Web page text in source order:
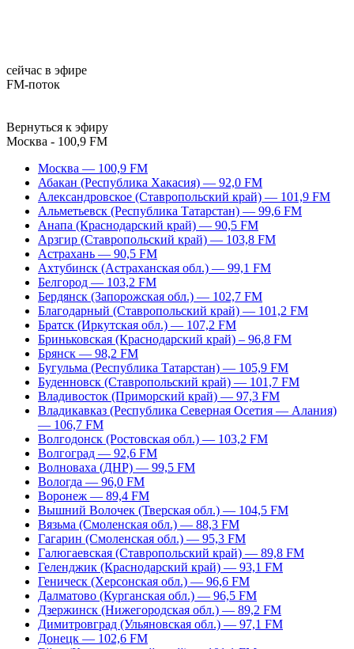
сейчас в эфире
FM-поток
Вернуться к эфиру
Москва - 100,9 FM
Москва — 100,9 FM
Абакан (Республика Хакасия) — 92,0 FM
Александровское (Ставропольский край) — 101,9 FM
Альметьевск (Республика Татарстан) — 99,6 FM
Анапа (Краснодарский край) — 90,5 FM
Арзгир (Ставропольский край) — 103,8 FM
Астрахань — 90,5 FM
Ахтубинск (Астраханская обл.) — 99,1 FM
Белгород — 103,2 FM
Бердянск (Запорожская обл.) — 102,7 FM
Благодарный (Ставропольский край) — 101,2 FM
Братск (Иркутская обл.) — 107,2 FM
Бриньковская (Краснодарский край) – 96,8 FM
Брянск — 98,2 FM
Бугульма (Республика Татарстан) — 105,9 FM
Буденновск (Ставропольский край) — 101,7 FM
Владивосток (Приморский край) — 97,3 FM
Владикавказ (Республика Северная Осетия — Алания)
— 106,7 FM
Волгодонск (Ростовская обл.) — 103,2 FM
Волгоград — 92,6 FM
Волноваха (ДНР) — 99,5 FM
Вологда — 96,0 FM
Воронеж — 89,4 FM
Вышний Волочек (Тверская обл.) — 104,5 FM
Вязьма (Смоленская обл.) — 88,3 FM
Гагарин (Смоленская обл.) — 95,3 FM
Галюгаевская (Ставропольский край) — 89,8 FM
Геленджик (Краснодарский край) — 93,1 FM
Геническ (Херсонская обл.) — 96,6 FM
Далматово (Курганская обл.) — 96,5 FM
Дзержинск (Нижегородская обл.) — 89,2 FM
Димитровград (Ульяновская обл.) — 97,1 FM
Донецк — 102,6 FM